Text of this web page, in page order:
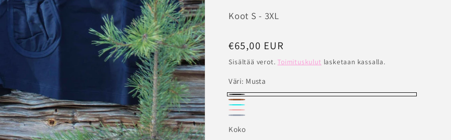
Koot S - 3XL
Normaalihinta
€65,00 EUR
Sisältää verot.Toimituskulut lasketaan kassalla.
Väri: Musta
Musta
Ruskea
Turkoosi
Punainen
Versio
on
Koko